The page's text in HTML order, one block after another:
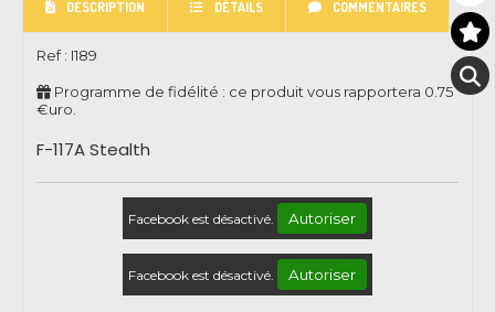
DESCRIPTION DÉTAILS COMMENTAIRES
Ref : I189
Programme de fidélité : ce produit vous rapportera 0.75
€uro.
F-117A Stealth
Facebook est désactivé. Autoriser
Facebook est désactivé. Autoriser